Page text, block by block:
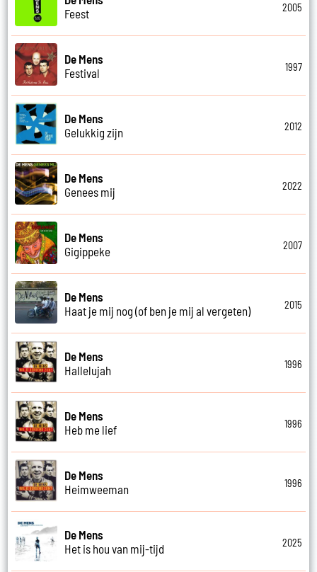
Feest
2005
De Mens
Festival
1997
De Mens
Gelukkig zijn
2012
De Mens
Genees mij
2022
De Mens
Gigippeke
2007
De Mens
Haat je mij nog (of ben je mij al vergeten)
2015
De Mens
Hallelujah
1996
De Mens
Heb me lief
1996
De Mens
Heimweeman
1996
De Mens
Het is hou van mij-tijd
2025